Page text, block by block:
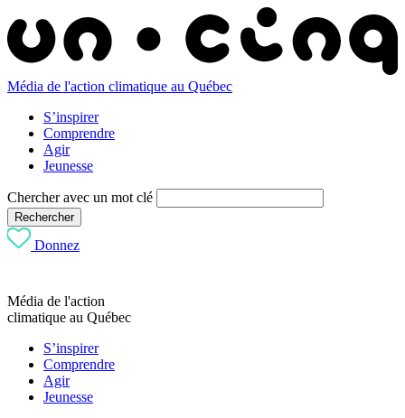
Média de l'action climatique au Québec
S’inspirer
Comprendre
Agir
Jeunesse
Chercher avec un mot clé
Rechercher
Donnez
Média de l'action
climatique au Québec
S’inspirer
Comprendre
Agir
Jeunesse